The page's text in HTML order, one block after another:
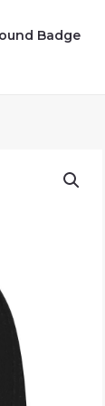
Badge